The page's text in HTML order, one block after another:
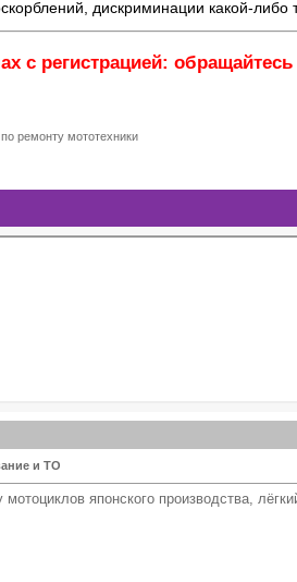
дискриминации какой-
с регистрацией:
ремонту мототехники
и ТО
японского производства,